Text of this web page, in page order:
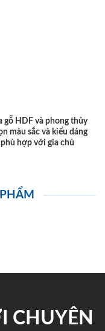
gỗ HDF và phong thủy
màu sắc và kiểu dáng
phù hợp với gia chủ
CHUYÊN